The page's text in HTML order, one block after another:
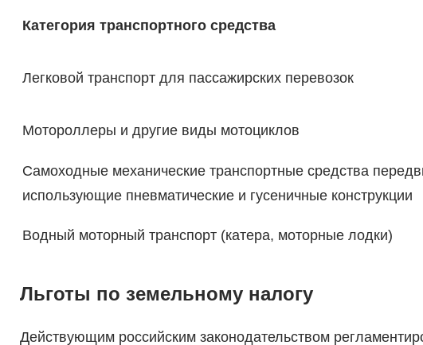
Категория транспортного средства
Легковой транспорт для пассажирских перевозок
Мотороллеры и другие виды мотоциклов
Самоходные механические транспортные средства
использующие пневматические и гусеничные конструкции
Водный моторный транспорт (катера, моторные лодки)
Льготы по земельному налогу
Действующим российским законодательством